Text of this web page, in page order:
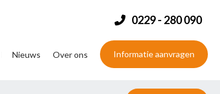
0229 - 280 090
Nieuws Over ons Informatie aanvragen